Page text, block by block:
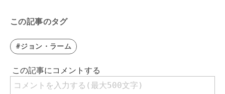
この記事のタグ
#ジョン・ラーム